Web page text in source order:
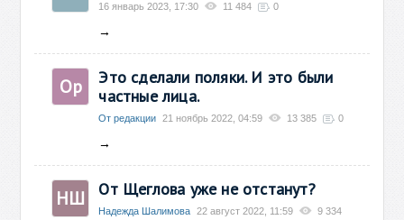
16 январь 2023, 17:30 11 484 0
→
Ор
Это сделали поляки. И это были
частные лица.
От редакции 21 ноябрь 2022, 04:59 13 385 0
→
НШ От Щеглова уже не отстанут?
Надежда Шалимова 22 август 2022, 11:59
9 334